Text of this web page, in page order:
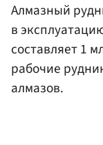
Алмазный
в
составляет 1
рабочие
алмазов.